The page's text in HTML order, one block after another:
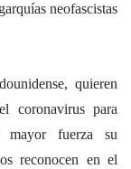
neofascistas
quieren
coronavirus para
mayor fuerza su
reconocen en el